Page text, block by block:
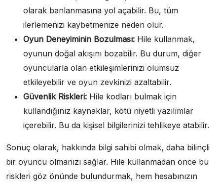
olarak banlanmasına yol açabilir. Bu, tüm
ilerlemenizi kaybetmenize neden olur.
Oyun Deneyiminin Bozulması: Hile kullanmak,
oyunun doğal akışını bozabilir. Bu durum, diğer
oyuncularla olan etkileşimlerinizi olumsuz
etkileyebilir ve oyun zevkinizi azaltabilir.
Güvenlik Riskleri: Hile kodları bulmak için
kullandığınız kaynaklar, kötü niyetli yazılımlar
içerebilir. Bu da kişisel bilgilerinizi tehlikeye atabilir.
Sonuç olarak, hakkında bilgi sahibi olmak, daha bilinçli
bir oyuncu olmanızı sağlar. Hile kullanmadan önce bu
riskleri göz önünde bulundurmak, hem hesabınızın